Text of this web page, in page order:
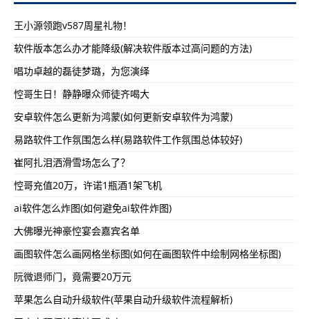
王小源领跑v587周星礼物！
软件版本怎么办才能降级(解决软件版本过高问题的方法)
唱功卓越的磊徒梦璐，为您演绎
悾哥生日！静静曝众师徒齐喝大
安卓软件怎么更新为鸿蒙(如何更新安卓软件为鸿蒙)
易路软件工作氛围怎么样(易路软件工作氛围总体较好)
崔阿扎泪洒滑雪场怎么了？
悾哥充值20万，许诺1瓶酒1架飞机
ai软件怎么炸图(如何避免ai软件炸图)
大佛曝光神豪悾宴会嘉宾名单
画图软件怎么画网格坐标图(如何在画图软件中绘制网格坐标图)
阮微退师门，竟需要20万元
苹果怎么自动升级软件(苹果自动升级软件流程解析)